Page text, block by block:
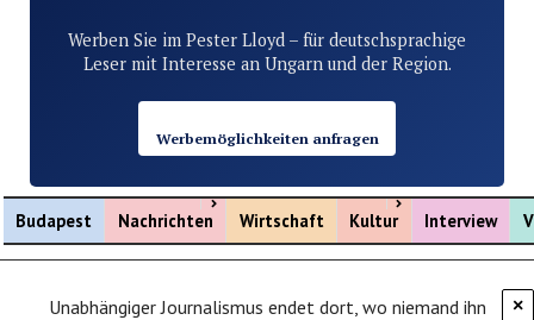
Werben Sie im Pester Lloyd – für deutschsprachige
Leser mit Interesse an Ungarn und der Region.
Werbemöglichkeiten anfragen
Budapest Nachrichten
Menü öffnen
Wirtschaft Kultur
Menü öffnen
Interview
×
Unabhängiger Journalismus endet dort, wo niemand ihn